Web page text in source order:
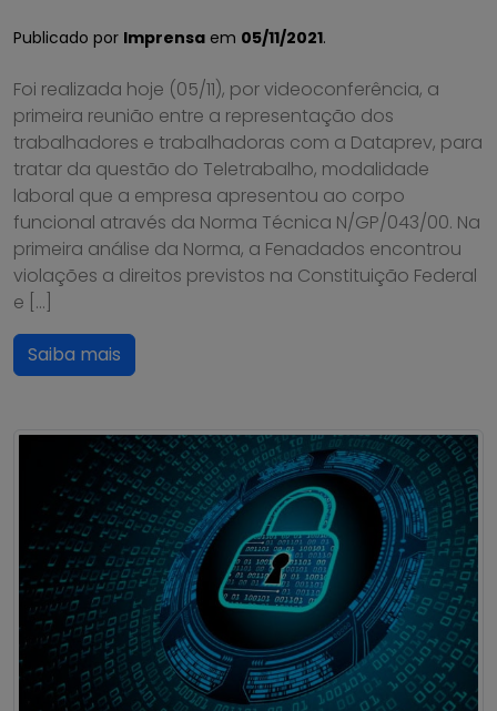
Publicado por Imprensa em 05/11/2021.
Foi realizada hoje (05/11), por videoconferência, a
primeira reunião entre a representação dos
trabalhadores e trabalhadoras com a Dataprev, para
tratar da questão do Teletrabalho, modalidade
laboral que a empresa apresentou ao corpo
funcional através da Norma Técnica N/GP/043/00. Na
primeira análise da Norma, a Fenadados encontrou
violações a direitos previstos na Constituição Federal
e […]
Saiba mais